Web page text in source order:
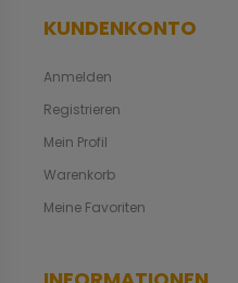
KUNDENKONTO
Anmelden
Registrieren
Mein Profil
Warenkorb
Meine Favoriten